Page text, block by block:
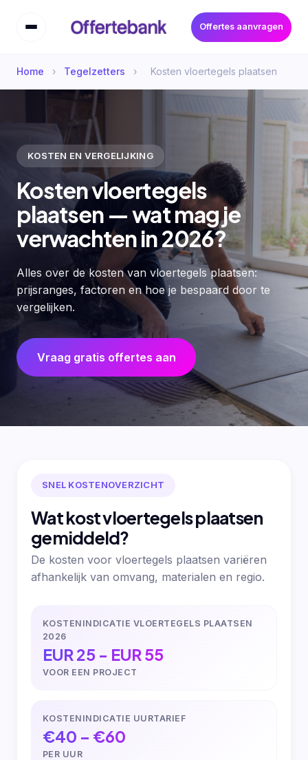
Offertes aanvragen
Home › Tegelzetters › Kosten vloertegels plaatsen
KOSTEN EN VERGELIJKING
Kosten vloertegels
plaatsen — wat mag je
verwachten in 2026?
Alles over de kosten van vloertegels plaatsen:
prijsranges, factoren en hoe je bespaard door te
vergelijken.
Vraag gratis offertes aan
SNEL KOSTENOVERZICHT
Wat kost vloertegels plaatsen
gemiddeld?
De kosten voor vloertegels plaatsen variëren
afhankelijk van omvang, materialen en regio.
KOSTENINDICATIE VLOERTEGELS PLAATSEN
2026
EUR 25 - EUR 55
VOOR EEN PROJECT
KOSTENINDICATIE UURTARIEF
€40 – €60
PER UUR